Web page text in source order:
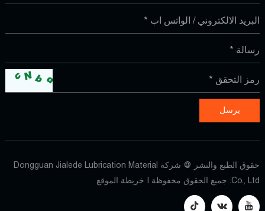
حقوق الطبع والنشر @ شركة Dongguan Jialede Lubrication Material
Co., Ltd. جميع الحقوق محفوظة |
خريطة الموقع